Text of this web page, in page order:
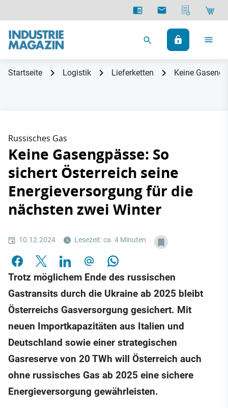
Startseite Logistik Lieferketten Keine
Russisches Gas
Keine Gasengpässe: So
sichert Österreich seine
Energieversorgung für die
nächsten zwei Winter
10.12.2024 Lesezeit: ca. 4 Minuten
Trotz möglichem Ende des russischen
Gastransits durch die Ukraine ab 2025 bleibt
Österreichs Gasversorgung gesichert. Mit
neuen Importkapazitäten aus Italien und
Deutschland sowie einer strategischen
Gasreserve von 20 TWh will Österreich auch
ohne russisches Gas ab 2025 eine sichere
Energieversorgung gewährleisten.